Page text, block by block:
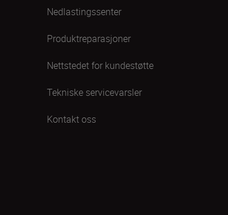
Nedlastingssenter
Produktreparasjoner
Nettstedet for kundestøtte
Tekniske servicevarsler
Kontakt oss